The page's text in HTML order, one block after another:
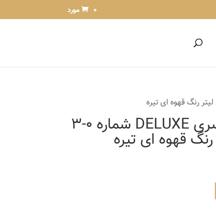
0 مورد
کیت رنگ مو پلت سری DELUXE شماره 0-3